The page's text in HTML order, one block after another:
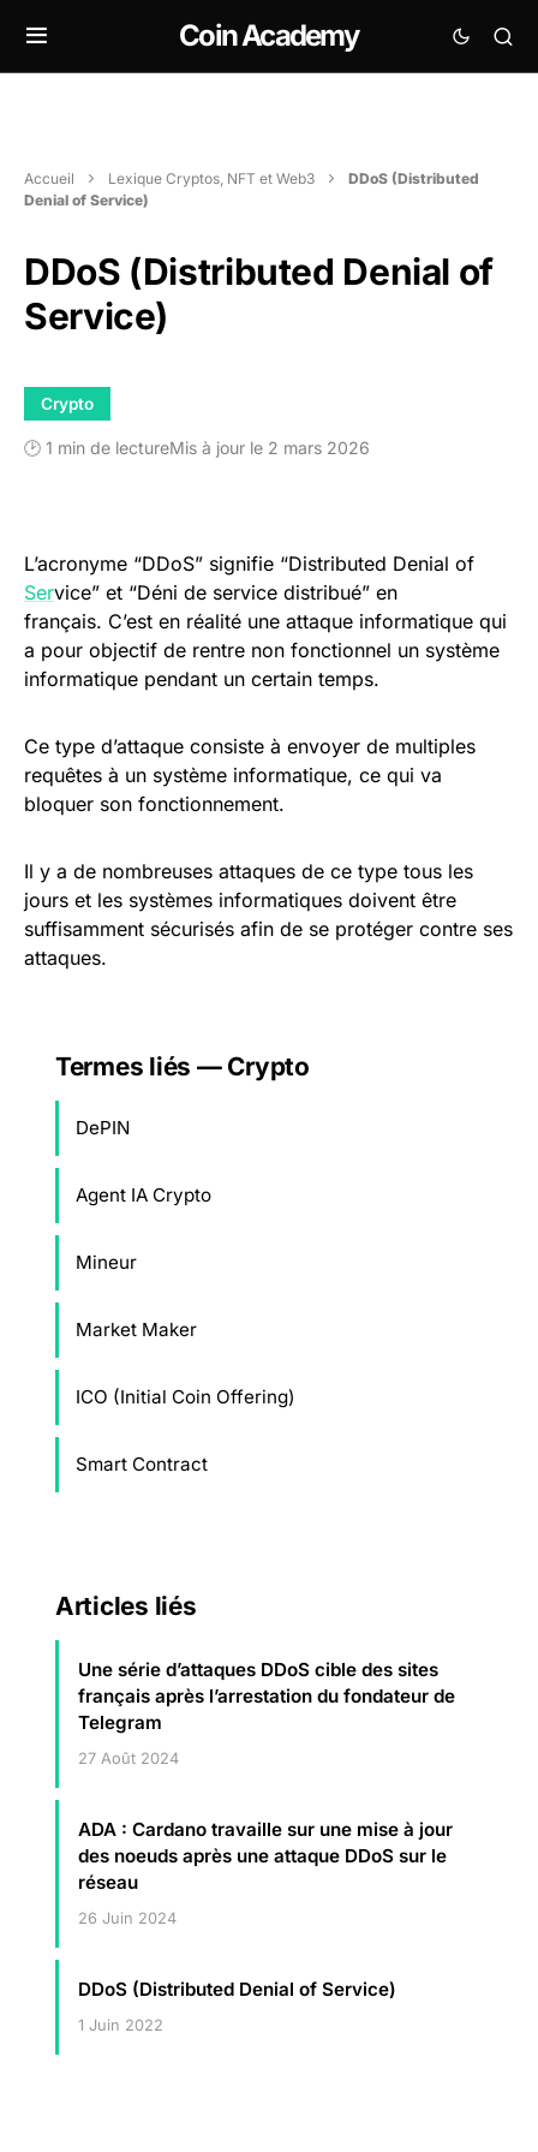
Coin Academy
Accueil Lexique Cryptos, NFT et Web3
DDoS (Distributed
Denial of Service)
DDoS (Distributed Denial of
Service)
Crypto
🕑 1 min de lectureMis à jour le 2 mars 2026
L’acronyme “DDoS” signifie “Distributed Denial of
Service” et “Déni de service distribué” en
français. C’est en réalité une attaque informatique qui
a pour objectif de rentre non fonctionnel un système
informatique pendant un certain temps.
Ce type d’attaque consiste à envoyer de multiples
requêtes à un système informatique, ce qui va
bloquer son fonctionnement.
Il y a de nombreuses attaques de ce type tous les
jours et les systèmes informatiques doivent être
suffisamment sécurisés afin de se protéger contre ses
attaques.
Termes liés — Crypto
DePIN
Agent IA Crypto
Mineur
Market Maker
ICO (Initial Coin Offering)
Smart Contract
Articles liés
Une série d’attaques DDoS cible des sites
français après l’arrestation du fondateur de
Telegram
27 Août 2024
ADA : Cardano travaille sur une mise à jour
des noeuds après une attaque DDoS sur le
réseau
26 Juin 2024
DDoS (Distributed Denial of Service)
1 Juin 2022